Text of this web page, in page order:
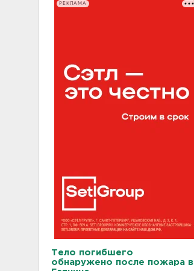
РЕКЛАМА
Тело погибшего
обнаружено после пожара в